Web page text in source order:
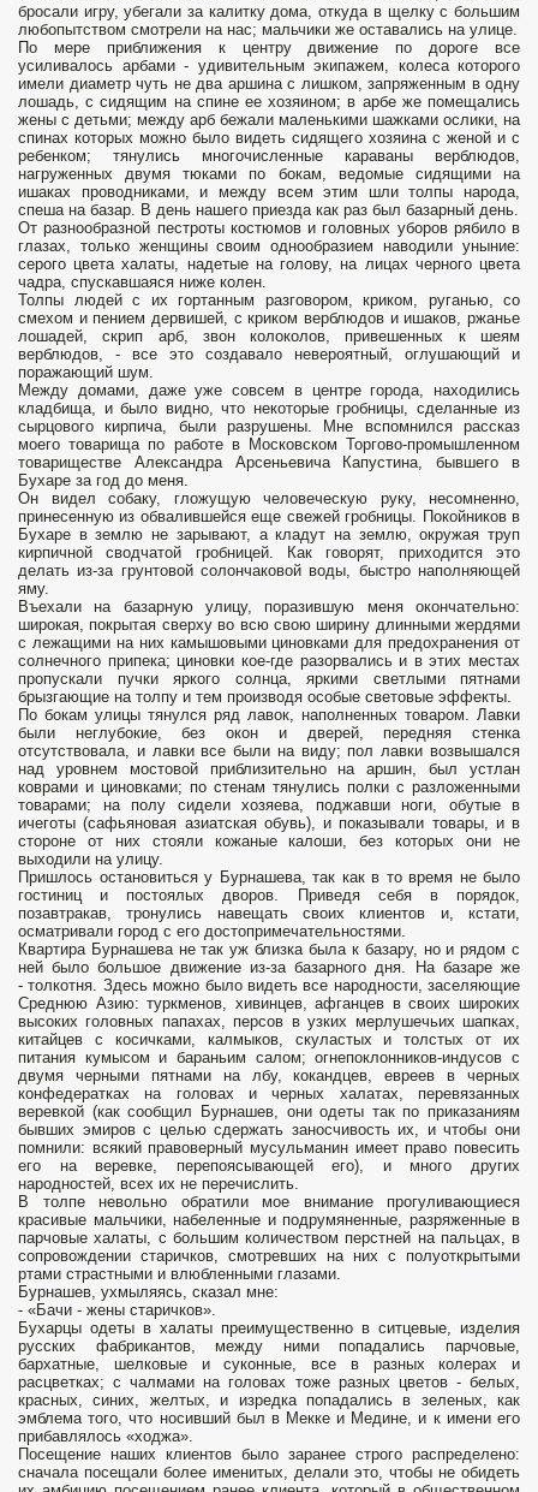
бросали игру, убегали за калитку дома, откуда в щелку с большим
любопытством смотрели на нас; мальчики же оставались на улице.
По мере приближения к центру движение по дороге все
усиливалось арбами - удивительным экипажем, колеса которого
имели диаметр чуть не два аршина с лишком, запряженным в одну
лошадь, с сидящим на спине ее хозяином; в арбе же помещались
жены с детьми; между арб бежали маленькими шажками ослики, на
спинах которых можно было видеть сидящего хозяина с женой и с
ребенком; тянулись многочисленные караваны верблюдов,
нагруженных двумя тюками по бокам, ведомые сидящими на
ишаках проводниками, и между всем этим шли толпы народа,
спеша на базар. В день нашего приезда как раз был базарный день.
От разнообразной пестроты костюмов и головных уборов рябило в
глазах, только женщины своим однообразием наводили уныние:
серого цвета халаты, надетые на голову, на лицах черного цвета
чадра, спускавшаяся ниже колен.
Толпы людей с их гортанным разговором, криком, руганью, со
смехом и пением дервишей, с криком верблюдов и ишаков, ржанье
лошадей, скрип арб, звон колоколов, привешенных к шеям
верблюдов, - все это создавало невероятный, оглушающий и
поражающий шум.
Между домами, даже уже совсем в центре города, находились
кладбища, и было видно, что некоторые гробницы, сделанные из
сырцового кирпича, были разрушены. Мне вспомнился рассказ
моего товарища по работе в Московском Торгово-промышленном
товариществе Александра Арсеньевича Капустина, бывшего в
Бухаре за год до меня.
Он видел собаку, гложущую человеческую руку, несомненно,
принесенную из обвалившейся еще свежей гробницы. Покойников в
Бухаре в землю не зарывают, а кладут на землю, окружая труп
кирпичной сводчатой гробницей. Как говорят, приходится это
делать из-за грунтовой солончаковой воды, быстро наполняющей
яму.
Въехали на базарную улицу, поразившую меня окончательно:
широкая, покрытая сверху во всю свою ширину длинными жердями
с лежащими на них камышовыми циновками для предохранения от
солнечного припека; циновки кое-где разорвались и в этих местах
пропускали пучки яркого солнца, яркими светлыми пятнами
брызгающие на толпу и тем производя особые световые эффекты.
По бокам улицы тянулся ряд лавок, наполненных товаром. Лавки
были неглубокие, без окон и дверей, передняя стенка
отсутствовала, и лавки все были на виду; пол лавки возвышался
над уровнем мостовой приблизительно на аршин, был устлан
коврами и циновками; по стенам тянулись полки с разложенными
товарами; на полу сидели хозяева, поджавши ноги, обутые в
ичеготы (сафьяновая азиатская обувь), и показывали товары, и в
стороне от них стояли кожаные калоши, без которых они не
выходили на улицу.
Пришлось остановиться у Бурнашева, так как в то время не было
гостиниц и постоялых дворов. Приведя себя в порядок,
позавтракав, тронулись навещать своих клиентов и, кстати,
осматривали город с его достопримечательностями.
Квартира Бурнашева не так уж близка была к базару, но и рядом с
ней было большое движение из-за базарного дня. На базаре же
- толкотня. Здесь можно было видеть все народности, заселяющие
Среднюю Азию: туркменов, хивинцев, афганцев в своих широких
высоких головных папахах, персов в узких мерлушечьих шапках,
китайцев с косичками, калмыков, скуластых и толстых от их
питания кумысом и бараньим салом; огнепоклонников-индусов с
двумя черными пятнами на лбу, кокандцев, евреев в черных
конфедератках на головах и черных халатах, перевязанных
веревкой (как сообщил Бурнашев, они одеты так по приказаниям
бывших эмиров с целью сдержать заносчивость их, и чтобы они
помнили: всякий правоверный мусульманин имеет право повесить
его на веревке, перепоясывающей его), и много других
народностей, всех их не перечислить.
В толпе невольно обратили мое внимание прогуливающиеся
красивые мальчики, набеленные и подрумяненные, разряженные в
парчовые халаты, с большим количеством перстней на пальцах, в
сопровождении старичков, смотревших на них с полуоткрытыми
ртами страстными и влюбленными глазами.
Бурнашев, ухмыляясь, сказал мне:
- «Бачи - жены старичков».
Бухарцы одеты в халаты преимущественно в ситцевые, изделия
русских фабрикантов, между ними попадались парчовые,
бархатные, шелковые и суконные, все в разных колерах и
расцветках; с чалмами на головах тоже разных цветов - белых,
красных, синих, желтых, и изредка попадались в зеленых, как
эмблема того, что носивший был в Мекке и Медине, и к имени его
прибавлялось «ходжа».
Посещение наших клиентов было заранее строго распределено:
сначала посещали более именитых, делали это, чтобы не обидеть